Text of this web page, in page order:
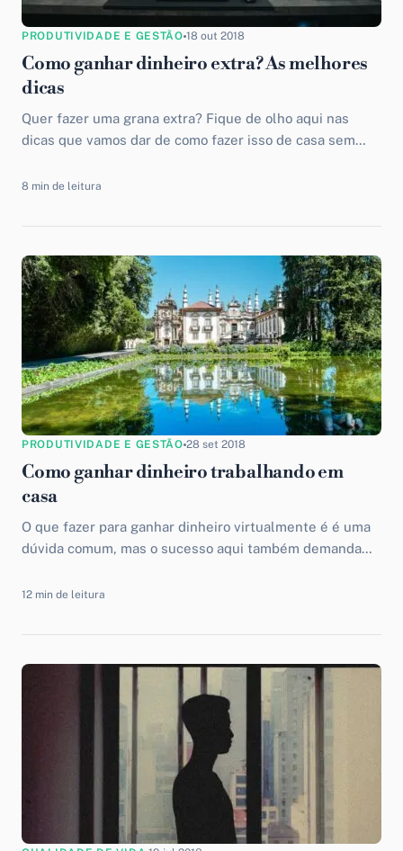
PRODUTIVIDADE E GESTÃO 18 out 2018
Como ganhar dinheiro extra? As melhores
dicas
Quer fazer uma grana extra? Fique de olho aqui nas
dicas que vamos dar de como fazer isso de casa sem
8 min de leitura
PRODUTIVIDADE E GESTÃO 28 set 2018
Como ganhar dinheiro trabalhando em
casa
O que fazer para ganhar dinheiro virtualmente é é uma
dúvida comum, mas o sucesso aqui também demanda
Aprenda com este post outras formas de ganhar
12 min de leitura